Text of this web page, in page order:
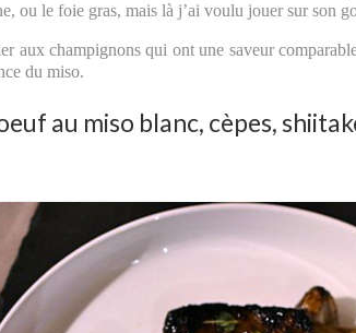
ou le foie gras, mais là j’ai voulu jouer sur son
aux champignons qui ont une saveur
du miso.
au miso blanc, cèpes,